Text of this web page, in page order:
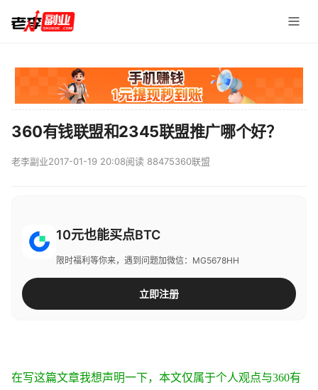
360有钱联盟和2345联盟推广哪个好？
老李副业2017-01-19 20:08阅读 88475360联盟
10元也能买点BTC
限时福利等你来，遇到问题加微信：MG5678HH
立即注册
在写这篇文章我想声明一下，本文仅属于个人观点与360有